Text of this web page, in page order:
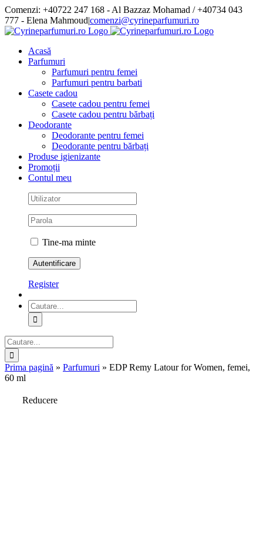
Skip
to
content
Comenzi: +40722 247 168 - Al Bazzaz Mohamad / +40734 043
777 - Elena Mahmoud|comenzi@cyrineparfumuri.ro
Facebook
Acasă
Parfumuri
Parfumuri pentru femei
Parfumuri pentru barbati
Casete cadou
Casete cadou pentru femei
Casete cadou pentru bărbați
Deodorante
Deodorante pentru femei
Deodorante pentru bărbați
Produse igienizante
Promoții
Contul meu
Tine-ma minte
Register
Cautare...
Cautare...
Prima pagină » Parfumuri » EDP Remy Latour for Women, femei,
60 ml
Reducere